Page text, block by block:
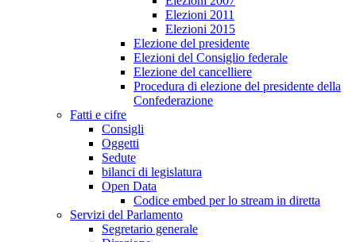
Elezioni 2011
Elezioni 2015
Elezione del presidente
Elezioni del Consiglio federale
Elezione del cancelliere
Procedura di elezione del presidente della
Confederazione
Fatti e cifre
Consigli
Oggetti
Sedute
bilanci di legislatura
Open Data
Codice embed per lo stream in diretta
Servizi del Parlamento
Segretario generale